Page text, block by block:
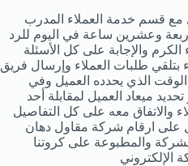
مع قسم خدمة العملاء المدرب
وعشرين ساعة في اليوم للرد
والإجابة على كل الأسئلة
بتلقي طلبات العملاء وإرسال فريق
الذي يحدده العميل وفي
ميعاد العميل لمقابلة أحد
والاتفاق معه على كل التفاصيل
على ارقام شركة مقاول دهان
والمطبوعة على كروتنا
الإلكتروني